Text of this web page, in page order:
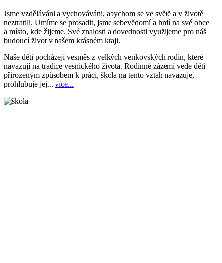
Jsme vzděláváni a vychováváni, abychom se ve světě a v životě
neztratili. Umíme se prosadit, jsme sebevědomí a hrdí na své obce
a místo, kde žijeme. Své znalosti a dovednosti využijeme pro náš
budoucí život v našem krásném kraji.
Naše děti pocházejí vesměs z velkých venkovských rodin, které
navazují na tradice vesnického života. Rodinné zázemí vede děti
přirozeným způsobem k práci, škola na tento vztah navazuje,
prohlubuje jej... více...